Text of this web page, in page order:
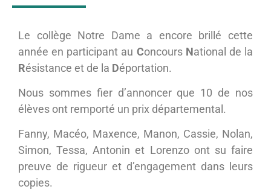
Le collège Notre Dame a encore brillé cette
année en participant au Concours National de la
Résistance et de la Déportation.
Nous sommes fier d’annoncer que 10 de nos
élèves ont remporté un prix départemental.
Fanny, Macéo, Maxence, Manon, Cassie, Nolan,
Simon, Tessa, Antonin et Lorenzo ont su faire
preuve de rigueur et d’engagement dans leurs
copies.